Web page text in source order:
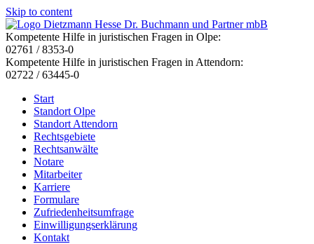
Skip to content
Kompetente Hilfe in juristischen Fragen in Olpe:
02761 / 8353-0
Kompetente Hilfe in juristischen Fragen in Attendorn:
02722 / 63445-0
Start
Standort Olpe
Standort Attendorn
Rechtsgebiete
Rechtsanwälte
Notare
Mitarbeiter
Karriere
Formulare
Zufriedenheitsumfrage
Einwilligungserklärung
Kontakt